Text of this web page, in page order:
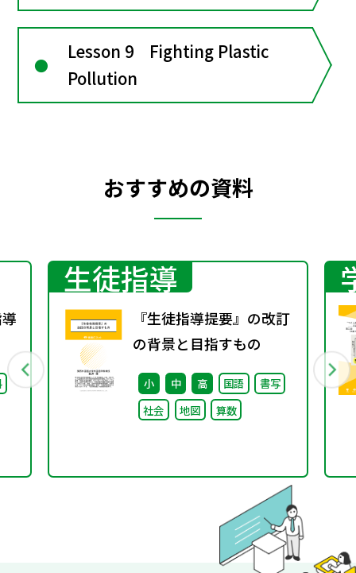
Lesson 9 Fighting Plastic
Pollution
おすすめの資料
生徒指導
『生徒指導提要』の改訂
の背景と目指すもの
小 中 高 国語
書写
社会
地図 算数